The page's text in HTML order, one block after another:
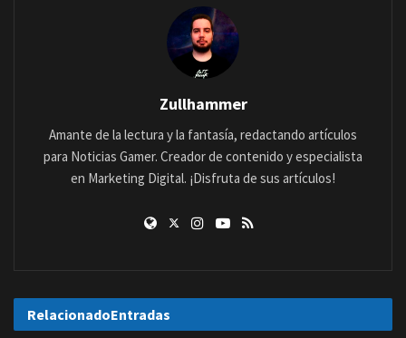
Zullhammer
Amante de la lectura y la fantasía, redactando artículos
para Noticias Gamer. Creador de contenido y especialista
en Marketing Digital. ¡Disfruta de sus artículos!
RelacionadoEntradas